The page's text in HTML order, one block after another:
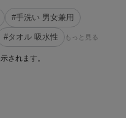
#手洗い 男女兼用
#タオル 吸水性 もっと見る
されます。